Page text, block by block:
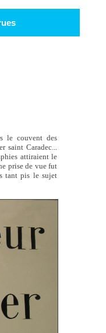
le couvent des
saint Caradec...
attiraient le
prise de vue fut
tant pis le sujet